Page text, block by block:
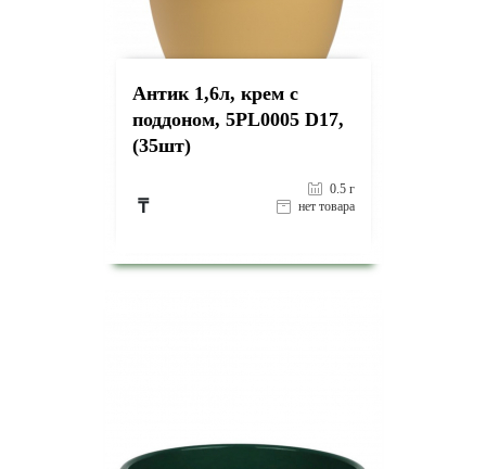
Антик 1,6л, крем с
поддоном, 5PL0005 D17,
(35шт)
₸
0.5 г
нет товара